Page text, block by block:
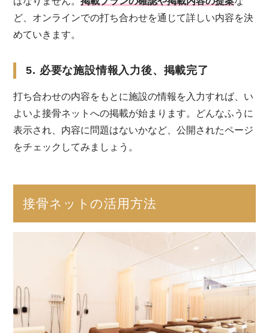
ど、オンラインでの打ち合わせを通じて詳しい内容を決
めていきます。
5. 必要な施設情報入力後、掲載完了
打ち合わせの内容をもとに施設の情報を入力すれば、い
よいよ接骨ネットへの掲載が始まります。どんなふうに
表示され、内容に問題はないかなど、公開されたページ
をチェックしてみましょう。
接骨ネットの活用方法